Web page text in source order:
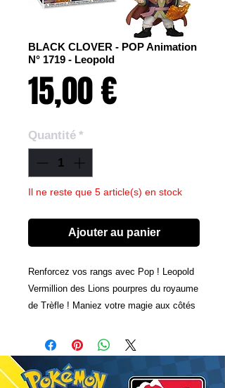
BLACK CLOVER - POP Animation
N° 1719 - Leopold
15,00 €
Quantité *
Il ne reste que 5 article(s) en stock
Ajouter au panier
Renforcez vos rangs avec Pop ! Leopold
Vermillion des Lions pourpres du royaume
de Trèfle ! Maniez votre magie aux côtés
dans votre collection Black Clover.